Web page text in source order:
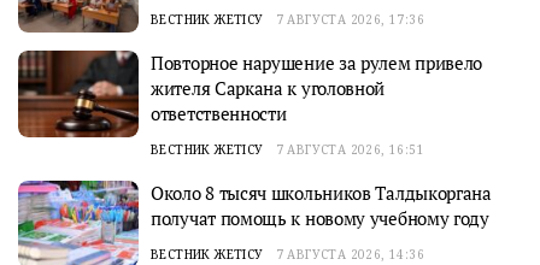
ВЕСТНИК ЖЕТІСУ 7 АВГУСТА 2026, 17:36
Повторное нарушение за рулем привело
жителя Саркана к уголовной
ответственности
ВЕСТНИК ЖЕТІСУ 7 АВГУСТА 2026, 16:51
Около 8 тысяч школьников Талдыкоргана
получат помощь к новому учебному году
ВЕСТНИК ЖЕТІСУ 7 АВГУСТА 2026, 14:36